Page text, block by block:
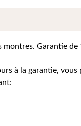
Garantie de
à la garantie,